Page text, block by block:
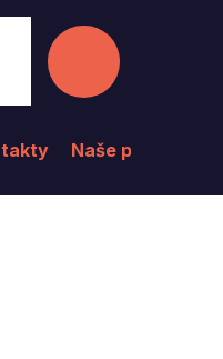
Naše prodejna
Nákupní